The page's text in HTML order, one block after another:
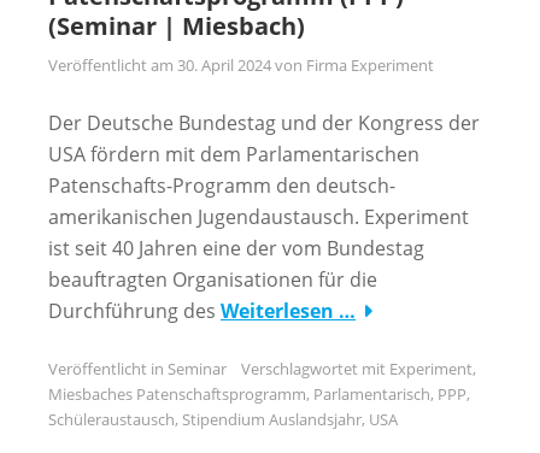
(Seminar | Miesbach)
Veröffentlicht am 30. April 2024von Firma Experiment
Der Deutsche Bundestag und der Kongress der
USA fördern mit dem Parlamentarischen
Patenschafts-Programm den deutsch-
amerikanischen Jugendaustausch. Experiment
ist seit 40 Jahren eine der vom Bundestag
beauftragten Organisationen für die
Durchführung des Weiterlesen …
Veröffentlicht in Seminar Verschlagwortet mit Experiment,
Miesbaches Patenschaftsprogramm, Parlamentarisch, PPP,
Schüleraustausch, Stipendium Auslandsjahr, USA